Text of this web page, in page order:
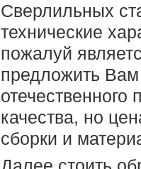
Сверлильных
технические
пожалуй
предложить Вам
отечественного
качества, но
сборки и